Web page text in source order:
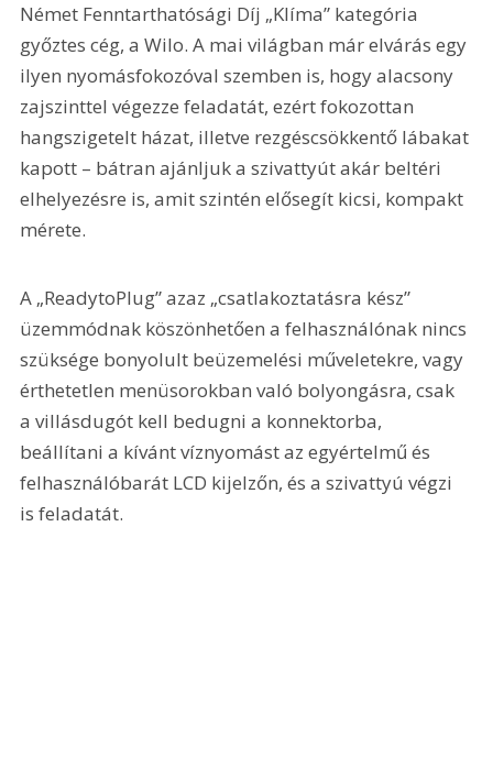
Német Fenntarthatósági Díj „Klíma” kategória
győztes cég, a Wilo. A mai világban már elvárás egy
ilyen nyomásfokozóval szemben is, hogy alacsony
zajszinttel végezze feladatát, ezért fokozottan
hangszigetelt házat, illetve rezgéscsökkentő lábakat
kapott – bátran ajánljuk a szivattyút akár beltéri
elhelyezésre is, amit szintén elősegít kicsi, kompakt
mérete.
A „ReadytoPlug” azaz „csatlakoztatásra kész”
üzemmódnak köszönhetően a felhasználónak nincs
szüksége bonyolult beüzemelési műveletekre, vagy
érthetetlen menüsorokban való bolyongásra, csak
a villásdugót kell bedugni a konnektorba,
beállítani a kívánt víznyomást az egyértelmű és
felhasználóbarát LCD kijelzőn, és a szivattyú végzi
is feladatát.